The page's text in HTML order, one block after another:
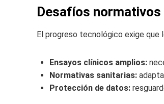
Desafíos
El progreso tecnológico exige que
Ensayos clínicos amplios:
Normativas sanitarias:
Protección de datos: